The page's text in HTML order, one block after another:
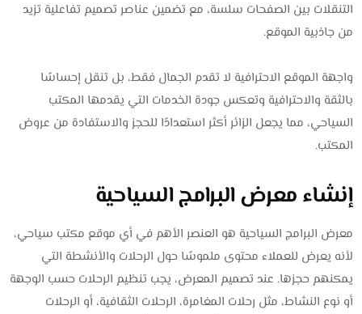
التنقلات بين الصفحات سلسة، مع تضمين عناصر تصميم تفاعلية تزيد
من جاذبية الموقع.
واجهة الموقع الاحترافية لا تقدم الجمال فقط، بل تنقل إحساسًا
بالثقة والاحترافية وتعكس جودة الخدمات التي يقدمها المكتب
السياحي، مما يجعل الزائر أكثر استعدادًا للحجز والاستفادة من عروض
المكتب.
إنشاء معرض البرامج السياحية
معرض البرامج السياحية هو العنصر الأهم في أي موقع مكتب سياحي،
لأنه يعرض للعملاء محتوى ملموسًا حول الرحلات والأنشطة التي
يمكنهم حجزها. عند تصميم المعرض، يجب تنظيم الرحلات حسب الوجهة
أو نوع النشاط، مثل رحلات المغامرة، الرحلات الثقافية، أو الرحلات